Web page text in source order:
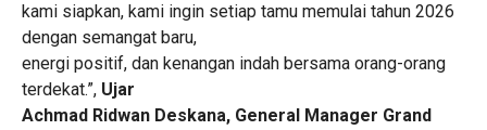
kami siapkan, kami ingin setiap tamu memulai tahun 2026
dengan semangat baru,
energi positif, dan kenangan indah bersama orang-orang
terdekat.”, Ujar
Achmad Ridwan Deskana, General Manager Grand